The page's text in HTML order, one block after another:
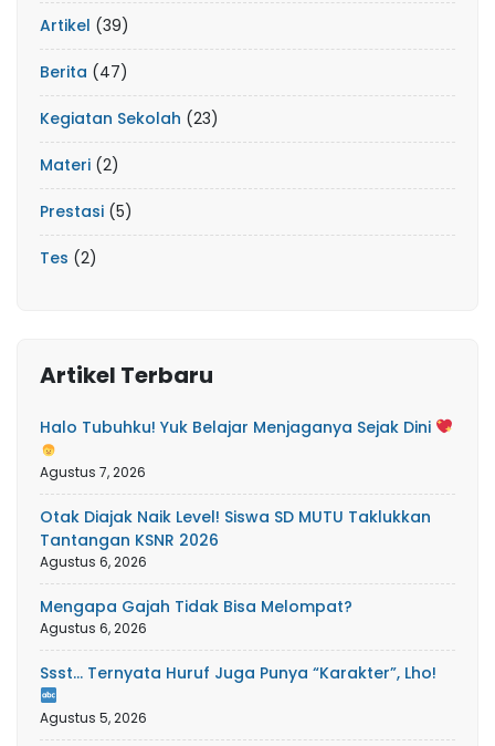
Artikel (39)
Berita (47)
Kegiatan Sekolah (23)
Materi (2)
Prestasi (5)
Tes (2)
Artikel Terbaru
Halo Tubuhku! Yuk Belajar Menjaganya Sejak Dini
Agustus 7, 2026
Otak Diajak Naik Level! Siswa SD MUTU Taklukkan
Tantangan KSNR 2026
Agustus 6, 2026
Mengapa Gajah Tidak Bisa Melompat?
Agustus 6, 2026
Ssst… Ternyata Huruf Juga Punya “Karakter”, Lho!
Agustus 5, 2026